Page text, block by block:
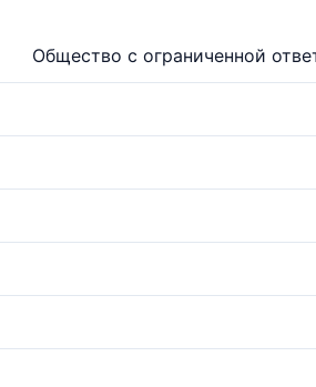
Общество с ограниченной